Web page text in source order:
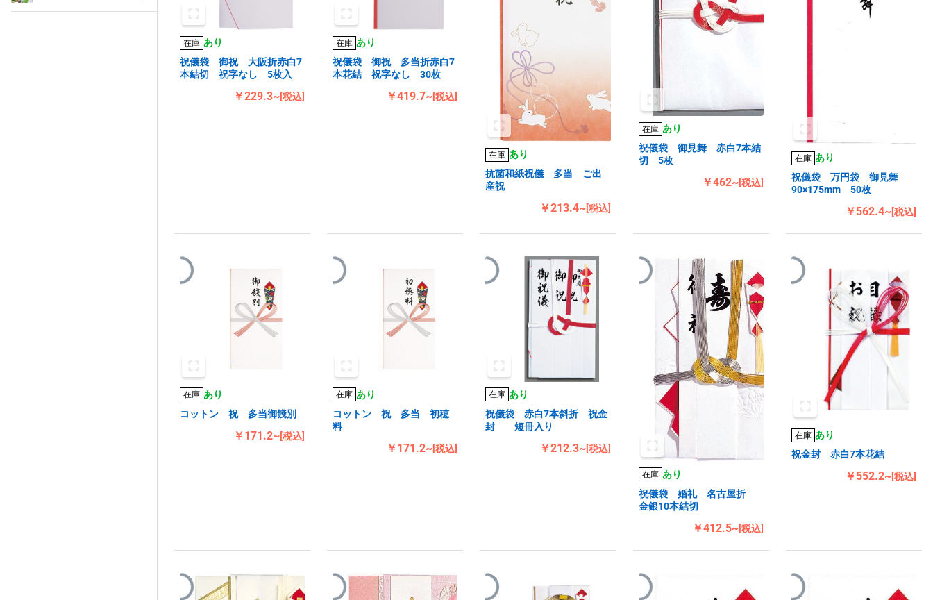
在庫 あり
祝儀袋 御祝 大阪折赤白7
本結切 祝字なし 5枚入
￥229.3~[税込]
在庫 あり
祝儀袋 御祝 多当折赤白7
本花結 祝字なし 30枚
￥419.7~[税込]
在庫 あり
抗菌和紙祝儀 多当 ご出
産祝
￥213.4~[税込]
在庫 あり
祝儀袋 御見舞 赤白7本結
切 5枚
￥462~[税込]
在庫 あり
祝儀袋 万円袋 御見舞
90×175mm 50枚
￥562.4~[税込]
在庫 あり
コットン 祝 多当御餞別
￥171.2~[税込]
在庫 あり
コットン 祝 多当 初穂
料
￥171.2~[税込]
在庫 あり
祝儀袋 赤白7本斜折 祝金
封 短冊入り
￥212.3~[税込]
在庫 あり
祝儀袋 婚礼 名古屋折
金銀10本結切
￥412.5~[税込]
在庫 あり
祝金封 赤白7本花結
￥552.2~[税込]